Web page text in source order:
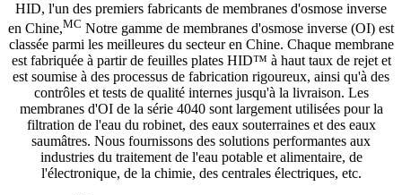
HID, l'un des premiers fabricants de membranes d'osmose inverse
en Chine,MC Notre gamme de membranes d'osmose inverse (OI) est
classée parmi les meilleures du secteur en Chine. Chaque membrane
est fabriquée à partir de feuilles plates HID™ à haut taux de rejet et
est soumise à des processus de fabrication rigoureux, ainsi qu'à des
contrôles et tests de qualité internes jusqu'à la livraison. Les
membranes d'OI de la série 4040 sont largement utilisées pour la
filtration de l'eau du robinet, des eaux souterraines et des eaux
saumâtres. Nous fournissons des solutions performantes aux
industries du traitement de l'eau potable et alimentaire, de
l'électronique, de la chimie, des centrales électriques, etc.